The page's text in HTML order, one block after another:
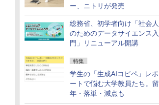
ー、ニトリが発売
総務省、初学者向け「社会人
のためのデータサイエンス入
門」リニューアル開講
特集
学生の「生成AIコピペ」レポ
ートで悩む大学教員たち。留
年・落単・減点も